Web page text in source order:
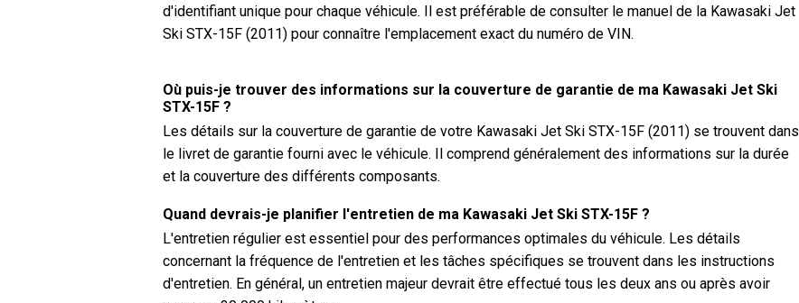
d'identifiant unique pour chaque véhicule. Il est préférable de consulter le manuel de la Kawasaki Jet
Ski STX-15F (2011) pour connaître l'emplacement exact du numéro de VIN.
Où puis-je trouver des informations sur la couverture de garantie de ma Kawasaki Jet Ski
STX-15F ?
Les détails sur la couverture de garantie de votre Kawasaki Jet Ski STX-15F (2011) se trouvent dans
le livret de garantie fourni avec le véhicule. Il comprend généralement des informations sur la durée
et la couverture des différents composants.
Quand devrais-je planifier l'entretien de ma Kawasaki Jet Ski STX-15F ?
L'entretien régulier est essentiel pour des performances optimales du véhicule. Les détails
concernant la fréquence de l'entretien et les tâches spécifiques se trouvent dans les instructions
d'entretien. En général, un entretien majeur devrait être effectué tous les deux ans ou après avoir